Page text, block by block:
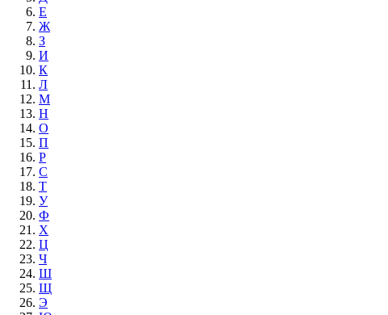
Е
Ж
З
И
К
Л
М
Н
О
П
Р
С
Т
У
Ф
Х
Ц
Ч
Ш
Щ
Э